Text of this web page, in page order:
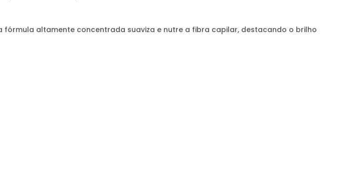
fórmula altamente concentrada suaviza e nutre a fibra capilar, destacando o brilho